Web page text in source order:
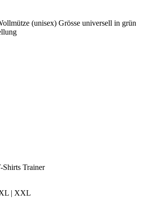
(unisex) Grösse universell in grün
Shirts Trainer
| XXL